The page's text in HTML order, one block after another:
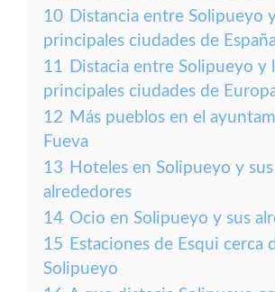
10 Distancia entre Solipueyo
principales ciudades de
11 Distacia entre Solipueyo y
principales ciudades de
12 Más pueblos en el
Fueva
13 Hoteles en Solipueyo y sus
alrededores
14 Ocio en Solipueyo y sus
15 Estaciones de Esqui cerca
Solipueyo